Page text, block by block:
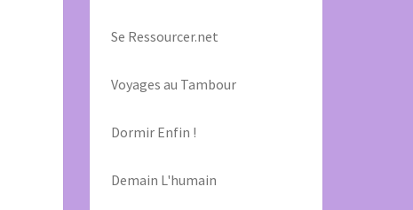
Se Ressourcer.net
Voyages au Tambour
Dormir Enfin !
Demain L'humain